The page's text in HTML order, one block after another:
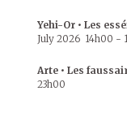
Yehi-Or • Les
July 2026 14h00 -
Arte • Les
23h00